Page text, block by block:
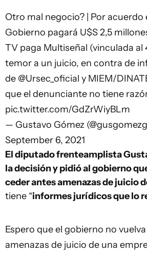
Otro mal negocio? | Por acuerdo
Gobierno pagará U$S 2,5
TV paga Multiseñal (vinculada al
temor a un juicio, en contra de
de @Ursec_oficial y MIEM/
que el denunciante no tiene
pic.twitter.com/GdZrWiyBLm
— Gustavo Gómez
September 6, 2021
El diputado frenteamplista
la decisión y pidió al gobierno
ceder antes amenazas de juicio
tiene “informes jurídicos que lo
Espero que el gobierno no
amenazas de juicio de una